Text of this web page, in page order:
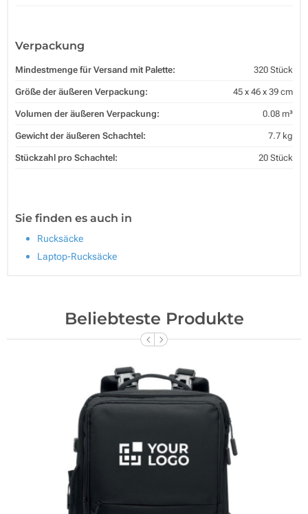
Verpackung
Mindestmenge für Versand mit Palette: 320 Stück
Größe der äußeren Verpackung: 45 x 46 x 39 cm
Volumen der äußeren Verpackung: 0.08 m³
Gewicht der äußeren Schachtel: 7.7 kg
Stückzahl pro Schachtel: 20 Stück
Sie finden es auch in
Rucksäcke
Laptop-Rucksäcke
Beliebteste Produkte